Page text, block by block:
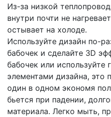
Из-за низкой
внутри почти не
остывает на холоде.
Используйте дизайн по-
бабочек и сделайте 3D
бабочек или
элементами дизайна, это
один в одном экономя
бьется при падении,
материала. Легко мыть,